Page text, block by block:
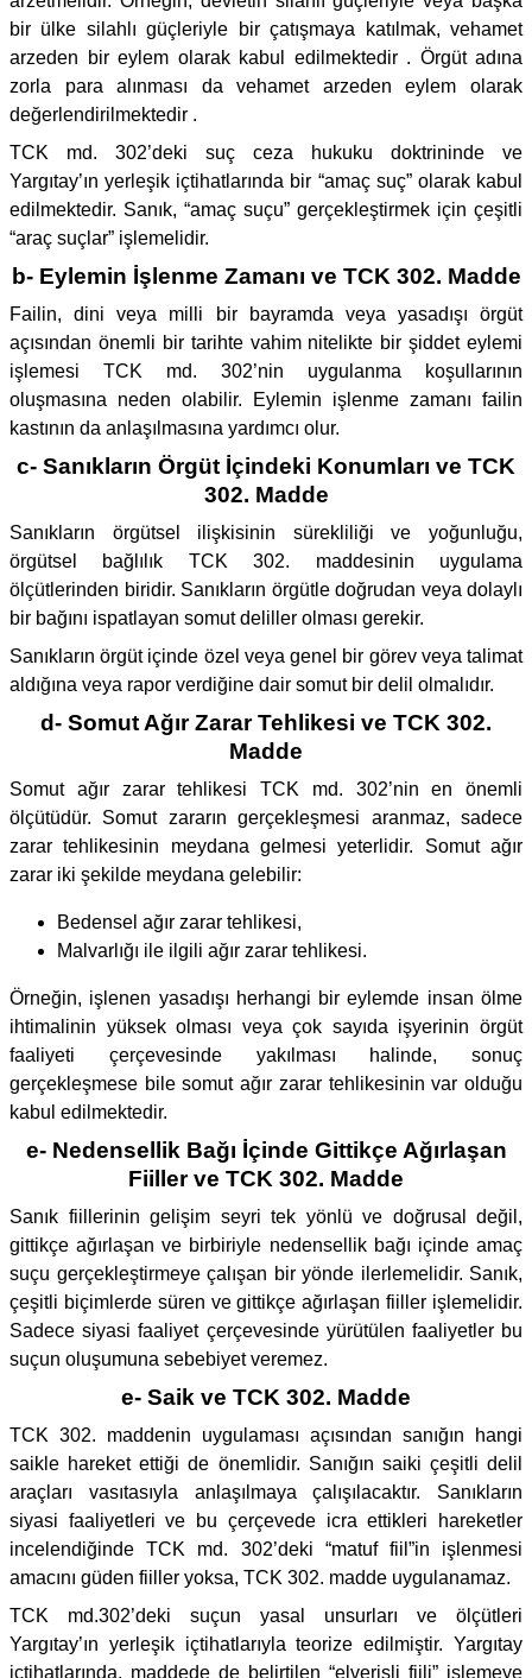
bir ülke silahlı güçleriyle bir çatışmaya katılmak, vehamet
arzeden bir eylem olarak kabul edilmektedir . Örgüt adına
zorla para alınması da vehamet arzeden eylem olarak
değerlendirilmektedir .
TCK md. 302’deki suç ceza hukuku doktrininde ve
Yargıtay’ın yerleşik içtihatlarında bir “amaç suç” olarak kabul
edilmektedir. Sanık, “amaç suçu” gerçekleştirmek için çeşitli
“araç suçlar” işlemelidir.
b- Eylemin İşlenme Zamanı ve TCK 302. Madde
Failin, dini veya milli bir bayramda veya yasadışı örgüt
açısından önemli bir tarihte vahim nitelikte bir şiddet eylemi
işlemesi TCK md. 302’nin uygulanma koşullarının
oluşmasına neden olabilir. Eylemin işlenme zamanı failin
kastının da anlaşılmasına yardımcı olur.
c- Sanıkların Örgüt İçindeki Konumları ve TCK
302. Madde
Sanıkların örgütsel ilişkisinin sürekliliği ve yoğunluğu,
örgütsel bağlılık TCK 302. maddesinin uygulama
ölçütlerinden biridir. Sanıkların örgütle doğrudan veya dolaylı
bir bağını ispatlayan somut deliller olması gerekir.
Sanıkların örgüt içinde özel veya genel bir görev veya talimat
aldığına veya rapor verdiğine dair somut bir delil olmalıdır.
d- Somut Ağır Zarar Tehlikesi ve TCK 302.
Madde
Somut ağır zarar tehlikesi TCK md. 302’nin en önemli
ölçütüdür. Somut zararın gerçekleşmesi aranmaz, sadece
zarar tehlikesinin meydana gelmesi yeterlidir. Somut ağır
zarar iki şekilde meydana gelebilir:
Bedensel ağır zarar tehlikesi,
Malvarlığı ile ilgili ağır zarar tehlikesi.
Örneğin, işlenen yasadışı herhangi bir eylemde insan ölme
ihtimalinin yüksek olması veya çok sayıda işyerinin örgüt
faaliyeti çerçevesinde yakılması halinde, sonuç
gerçekleşmese bile somut ağır zarar tehlikesinin var olduğu
kabul edilmektedir.
e- Nedensellik Bağı İçinde Gittikçe Ağırlaşan
Fiiller ve TCK 302. Madde
Sanık fiillerinin gelişim seyri tek yönlü ve doğrusal değil,
gittikçe ağırlaşan ve birbiriyle nedensellik bağı içinde amaç
suçu gerçekleştirmeye çalışan bir yönde ilerlemelidir. Sanık,
çeşitli biçimlerde süren ve gittikçe ağırlaşan fiiller işlemelidir.
Sadece siyasi faaliyet çerçevesinde yürütülen faaliyetler bu
suçun oluşumuna sebebiyet veremez.
e- Saik ve TCK 302. Madde
TCK 302. maddenin uygulaması açısından sanığın hangi
saikle hareket ettiği de önemlidir. Sanığın saiki çeşitli delil
araçları vasıtasıyla anlaşılmaya çalışılacaktır. Sanıkların
siyasi faaliyetleri ve bu çerçevede icra ettikleri hareketler
incelendiğinde TCK md. 302’deki “matuf fiil”in işlenmesi
amacını güden fiiller yoksa, TCK 302. madde uygulanamaz.
TCK md.302’deki suçun yasal unsurları ve ölçütleri
Yargıtay’ın yerleşik içtihatlarıyla teorize edilmiştir. Yargıtay
içtihatlarında, maddede de belirtilen “elverişli fiili” işlemeye